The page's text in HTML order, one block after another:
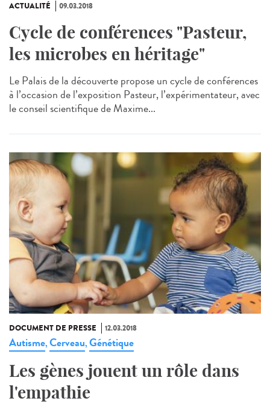
ACTUALITÉ 09.03.2018
Cycle de conférences "Pasteur,
les microbes en héritage"
Le Palais de la découverte propose un cycle de conférences
à l’occasion de l’exposition Pasteur, l’expérimentateur, avec
le conseil scientifique de Maxime...
DOCUMENT DE PRESSE 12.03.2018
Autisme,Cerveau,Génétique
Les gènes jouent un rôle dans
l'empathie